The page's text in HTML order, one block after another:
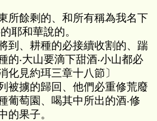
所餘剩的、和所有稱為我名下
耶和華說的。
到、耕種的必接續收割的、踹
的‧大山要滴下甜酒‧小山都必
化見約珥三章十八節〕
被擄的歸回、他們必重修荒廢
葡萄園、喝其中所出的酒‧修
的果子。